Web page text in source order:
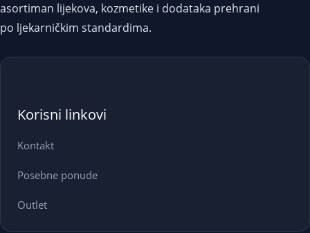
asortiman lijekova, kozmetike i dodataka prehrani
po ljekarničkim standardima.
Korisni linkovi
Kontakt
Posebne ponude
Outlet